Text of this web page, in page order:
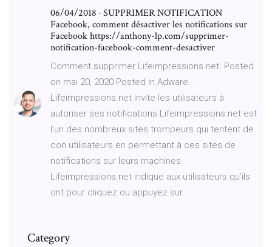
06/04/2018 · SUPPRIMER NOTIFICATION
Facebook, comment désactiver les notifications sur
Facebook https://anthony-lp.com/supprimer-
notification-facebook-comment-desactiver
Comment supprimer Lifeimpressions.net. Posted
on mai 20, 2020 Posted in Adware.
Lifeimpressions.net invite les utilisateurs à
autoriser ses notifications Lifeimpressions.net est
l’un des nombreux sites trompeurs qui tentent de
con utilisateurs en permettant à ces sites de
notifications sur leurs machines.
Lifeimpressions.net indique aux utilisateurs qu’ils
ont pour cliquez ou appuyez sur
Category